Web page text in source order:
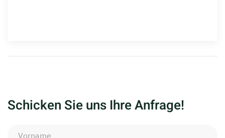
Schicken Sie uns Ihre Anfrage!